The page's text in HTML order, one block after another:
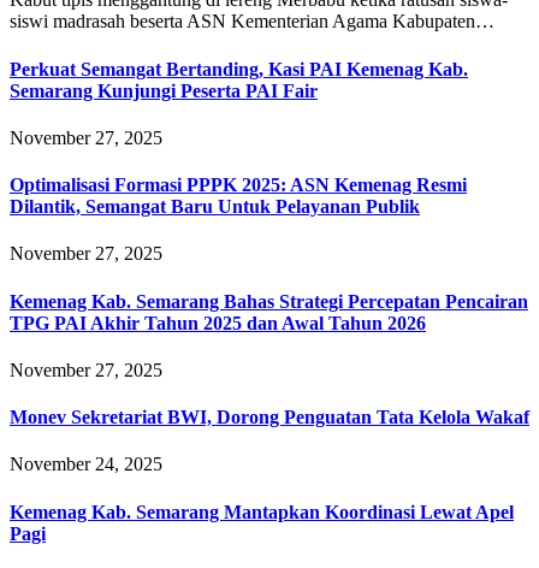
siswi madrasah beserta ASN Kementerian Agama Kabupaten…
Perkuat Semangat Bertanding, Kasi PAI Kemenag Kab.
Semarang Kunjungi Peserta PAI Fair
November 27, 2025
Optimalisasi Formasi PPPK 2025: ASN Kemenag Resmi
Dilantik, Semangat Baru Untuk Pelayanan Publik
November 27, 2025
Kemenag Kab. Semarang Bahas Strategi Percepatan Pencairan
TPG PAI Akhir Tahun 2025 dan Awal Tahun 2026
November 27, 2025
Monev Sekretariat BWI, Dorong Penguatan Tata Kelola Wakaf
November 24, 2025
Kemenag Kab. Semarang Mantapkan Koordinasi Lewat Apel
Pagi